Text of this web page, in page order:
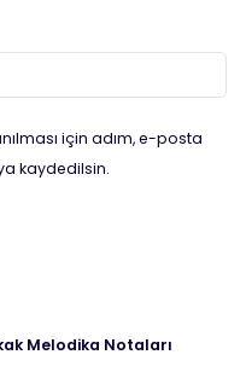
için adım, e-posta
kaydedilsin.
Melodika Notaları